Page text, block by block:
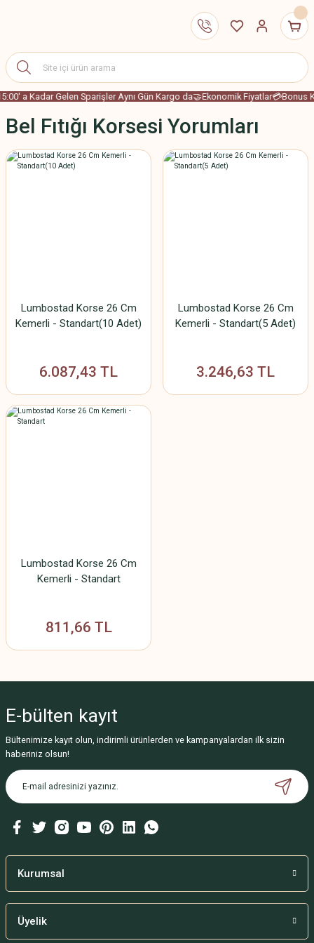
a Kadar Gelen Sparişler Aynı Gün Kargo da🤝Ekonomik Fiyatlar💳Bonus
Bel Fıtığı Korsesi Yorumları
Lumbostad Korse 26 Cm
Kemerli - Standart(10 Adet)
6.087,43 TL
Lumbostad Korse 26 Cm
Kemerli - Standart(5 Adet)
3.246,63 TL
Lumbostad Korse 26 Cm
Kemerli - Standart
811,66 TL
E-bülten kayıt
Bültenimize kayıt olun, indirimli ürünlerden ve kampanyalardan ilk sizin
haberiniz olsun!
Kurumsal
Üyelik